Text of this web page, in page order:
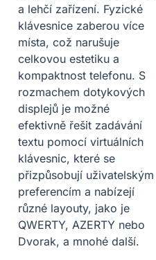
a lehčí zařízení. Fyzické
klávesnice zaberou více
místa, což narušuje
celkovou estetiku a
kompaktnost telefonu. S
rozmachem dotykových
displejů je možné
efektivně řešit zadávání
textu pomocí virtuálních
klávesnic, které se
přizpůsobují uživatelským
preferencím a nabízejí
různé layouty, jako je
QWERTY, AZERTY nebo
Dvorak, a mnohé další.